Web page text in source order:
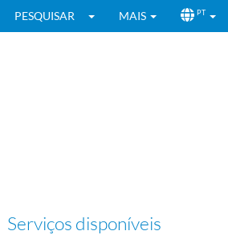
PESQUISAR MAIS PT
Serviços disponíveis